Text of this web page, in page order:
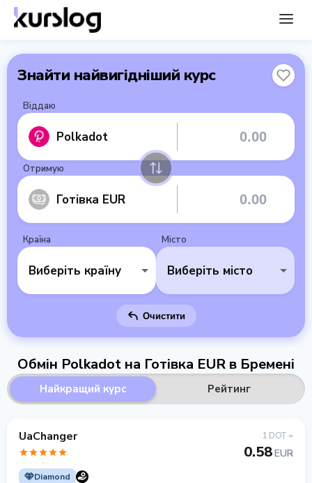
Знайти найвигідніший курс
Віддаю
Polkadot
Отримую
Готівка EUR
Країна
Виберіть країну
Місто
Виберіть місто
Очистити
Обмін Polkadot на Готівка EUR в Бремені
Найкращий курс Рейтинг
UaChanger
Diamond
1 DOT =
0.58EUR